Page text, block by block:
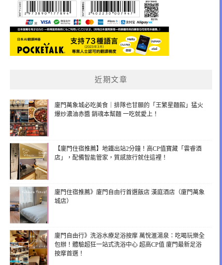
近期文章
廈門萬象城必吃美食｜排隊也甘願的「王繁星麵館」猛火
爆炒濃油赤醬 銷魂本幫麵 一吃就愛上！
【廈門住宿推薦】地鐵出站2分鐘！高CP值寶藏「雲睿酒
店」，配備智能管家，質感旅行就住這裡！
廈門住宿推薦》廈門自由行首選飯店 漢庭酒店（廈門萬象
城店）
廈門自由行》洗浴水療足浴按摩 萬悅滙湯泉：吃喝玩樂全
包辦！體驗超狂一站式洗浴中心 超高CP值 廈門最新足浴
按摩首選！